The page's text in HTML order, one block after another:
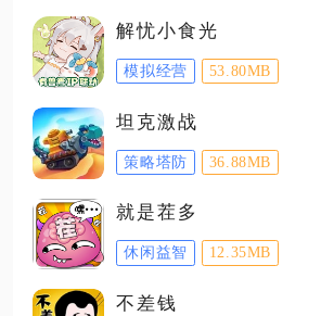
解忧小食光
模拟经营 53.80MB
坦克激战
策略塔防 36.88MB
就是茬多
休闲益智 12.35MB
不差钱